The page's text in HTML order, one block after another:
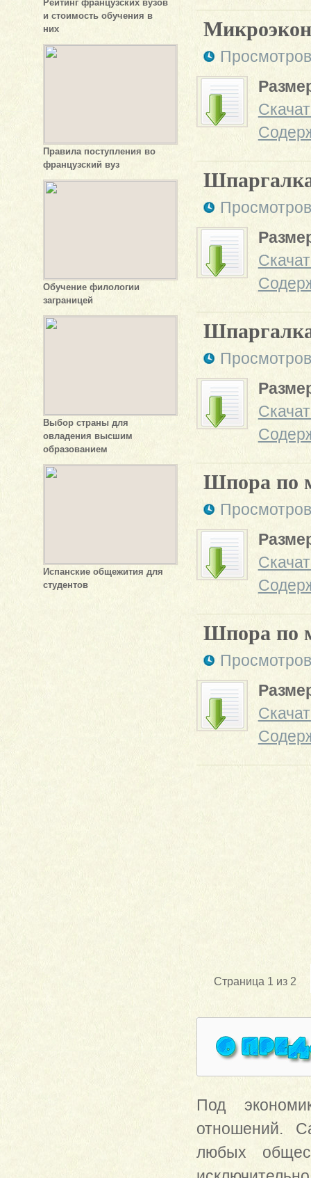
Рейтинг французских вузов
и стоимость обучения в
них
Правила поступления во
французский вуз
Обучение филологии
заграницей
Выбор страны для
овладения высшим
образованием
Испанские общежития для
студентов
Шпора по
Шпора по
Страница 1 из 2
Под
отношений.
любых